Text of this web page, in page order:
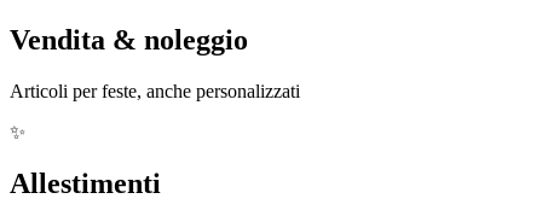
Vendita & noleggio
Articoli per feste, anche personalizzati
✨
Allestimenti